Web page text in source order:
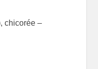
chicorée –